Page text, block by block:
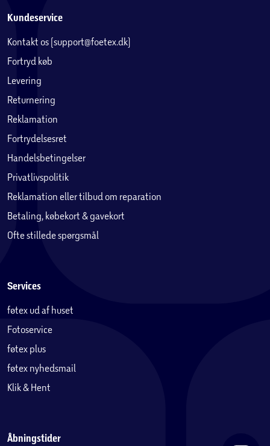
Kundeservice
Kontakt os (support@foetex.dk)
Fortryd køb
Levering
Returnering
Reklamation
Fortrydelsesret
Handelsbetingelser
Privatlivspolitik
Reklamation eller tilbud om reparation
Betaling, købekort & gavekort
Ofte stillede spørgsmål
Services
føtex ud af huset
Fotoservice
føtex plus
føtex nyhedsmail
Klik & Hent
Åbningstider